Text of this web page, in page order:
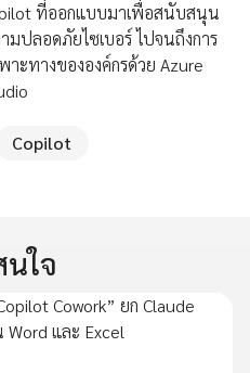
ที่ออกแบบมาเพื่อสนับสนุน
ปลอดภัยไซเบอร์ ไปจนถึงการ
ะทางขององค์กรด้วย Azure
Copilot
ใจ